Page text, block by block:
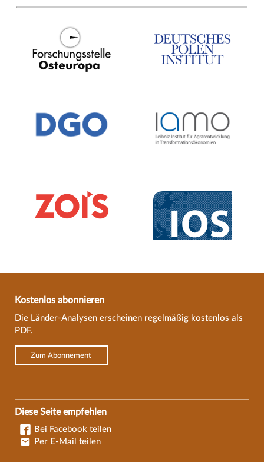
Kostenlos abonnieren
Die Länder-Analysen erscheinen regelmäßig kostenlos als
PDF.
Zum Abonnement
Diese Seite empfehlen
Bei Facebook teilen
Per E-Mail teilen